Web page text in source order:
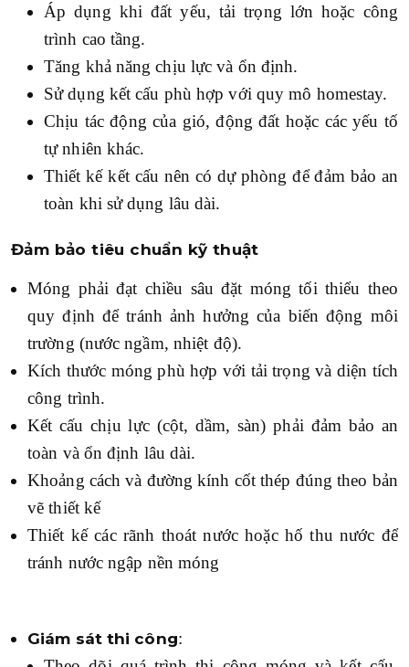
Áp dụng khi đất yếu, tải trọng lớn hoặc công
trình cao tầng.
Tăng khả năng chịu lực và ổn định.
Sử dụng kết cấu phù hợp với quy mô homestay.
Chịu tác động của gió, động đất hoặc các yếu tố
tự nhiên khác.
Thiết kế kết cấu nên có dự phòng để đảm bảo an
toàn khi sử dụng lâu dài.
Đảm bảo tiêu chuẩn kỹ thuật
Móng phải đạt chiều sâu đặt móng tối thiểu theo
quy định để tránh ảnh hưởng của biến động môi
trường (nước ngầm, nhiệt độ).
Kích thước móng phù hợp với tải trọng và diện tích
công trình.
Kết cấu chịu lực (cột, dầm, sàn) phải đảm bảo an
toàn và ổn định lâu dài.
Khoảng cách và đường kính cốt thép đúng theo bản
vẽ thiết kế
Thiết kế các rãnh thoát nước hoặc hố thu nước để
tránh nước ngập nền móng
Giám sát thi công: